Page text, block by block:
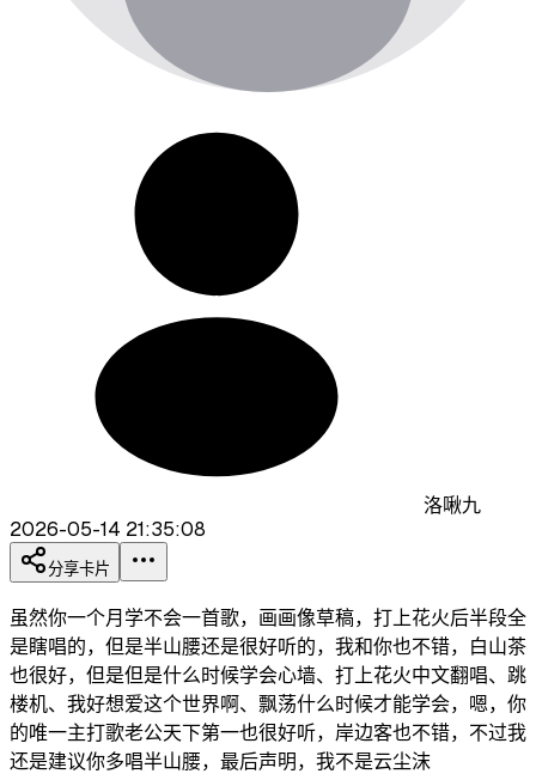
洛啾九
2026-05-14 21:35:08
分享卡片
虽然你一个月学不会一首歌，画画像草稿，打上花火后半段全
是瞎唱的，但是半山腰还是很好听的，我和你也不错，白山茶
也很好，但是但是什么时候学会心墙、打上花火中文翻唱、跳
楼机、我好想爱这个世界啊、飘荡什么时候才能学会，嗯，你
的唯一主打歌老公天下第一也很好听，岸边客也不错，不过我
还是建议你多唱半山腰，最后声明，我不是云尘沫